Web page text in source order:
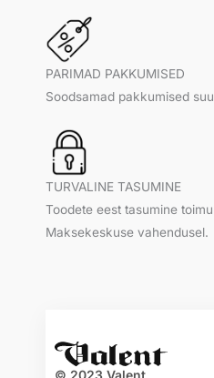
PARIMAD PAKKUMISED
Soodsamad pakkumised
TURVALINE TASUMINE
Toodete eest tasumine
Maksekeskuse vahendusel.
© 2023 Valent